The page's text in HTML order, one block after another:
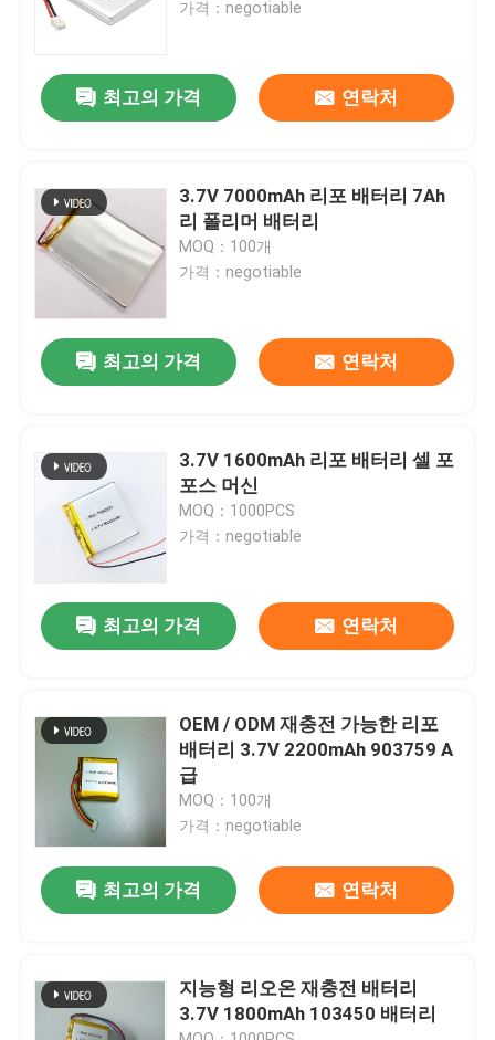
제품
비디오
우리 에 관한 것
품질 관리
인용 을 요청 하십시오
리?? 폴리머 배터리
작은 리포 배터리
가격：negotiable
최고의 가격 연락처
3.7V 7000mAh 리포 배터리 7Ah
리 폴리머 배터리
MOQ：100개
가격：negotiable
최고의 가격 연락처
3.7V 1600mAh 리포 배터리 셀 포
포스 머신
MOQ：1000PCS
가격：negotiable
최고의 가격 연락처
OEM / ODM 재충전 가능한 리포
배터리 3.7V 2200mAh 903759 A
급
MOQ：100개
가격：negotiable
최고의 가격 연락처
지능형 리오온 재충전 배터리
3.7V 1800mAh 103450 배터리